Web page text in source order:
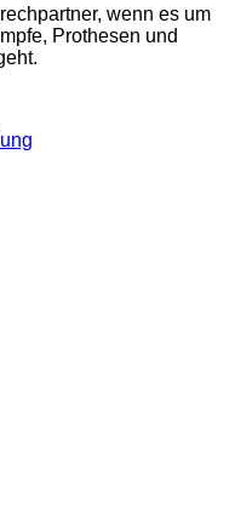
wenn es um
Prothesen und